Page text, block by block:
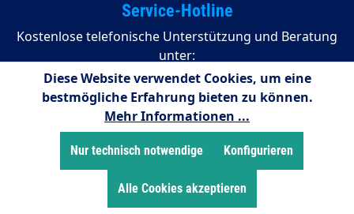
Service-Hotline
Kostenlose telefonische Unterstützung und Beratung
unter:
02255/958245
08:00 - 16:15 Uhr (Montags bis Donnerstag)
08:00 - 14:00 Uhr (Freitags)
Zahlungsarten
Diese Website verwendet Cookies, um eine
bestmögliche Erfahrung bieten zu können.
Mehr Informationen ...
Nur technisch notwendige Konfigurieren
Alle Cookies akzeptieren